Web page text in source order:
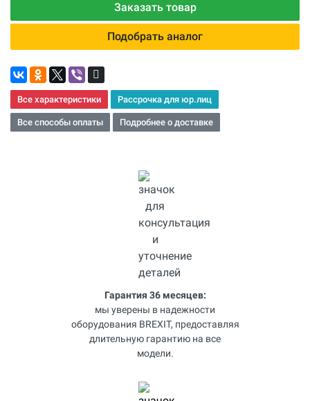
Заказать товар
Подобрать аналог
Все характеристики Рассрочка для юр.лиц
Все способы оплаты Подробнее о доставке
Гарантия 36 месяцев:
мы уверены в надежности
оборудования BREXIT, предоставляя
длительную гарантию на все
модели.